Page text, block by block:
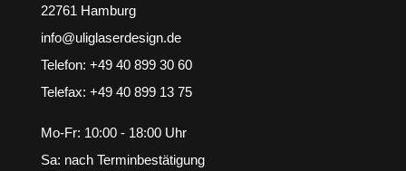
22761 Hamburg
info@uliglaserdesign.de
Telefon: +49 40 899 30 60
Telefax: +49 40 899 13 75
Mo-Fr: 10:00 - 18:00 Uhr
Sa: nach Terminbestätigung